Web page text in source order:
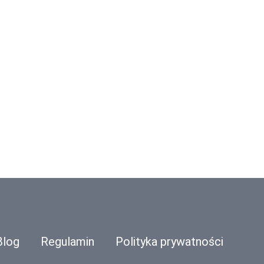
Regulamin Polityka prywatności